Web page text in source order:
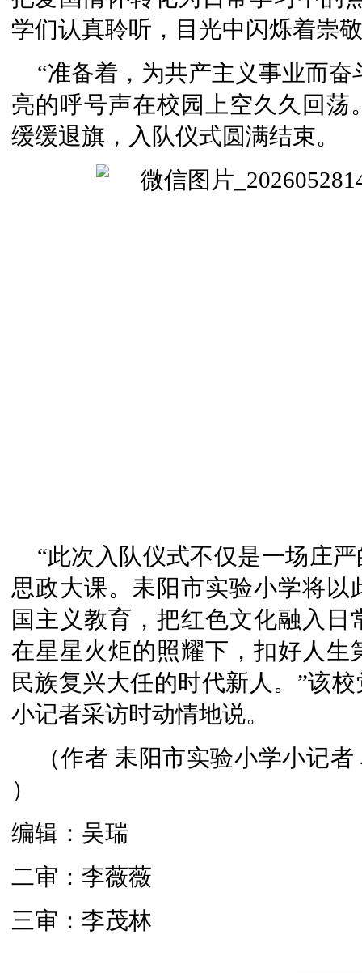
学们认真聆听，目光中闪烁着崇
“准备着，为共产主义事业而
亮的呼号声在校园上空久久回
缓缓退旗，入队仪式圆满结束。
“此次入队仪式不仅是一场庄
思政大课。耒阳市实验小学将
国主义教育，把红色文化融入
在星星火炬的照耀下，扣好人
民族复兴大任的时代新人。”该
小记者采访时动情地说。
（作者 耒阳市实验小学小记
）
编辑：吴瑞
二审：李薇薇
三审：李茂林